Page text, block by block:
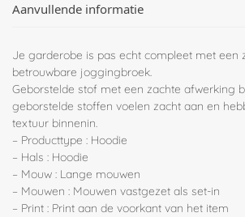
Aanvullende informatie
Je garderobe is pas echt compleet met een
betrouwbare joggingbroek.
Geborstelde stof met een zachte afwerking
geborstelde stoffen voelen zacht aan en
textuur binnenin.
– Producttype : Hoodie
– Hals : Hoodie
– Mouw : Lange mouwen
– Mouwen : Mouwen vastgezet als set-in
– Print : Print aan de voorkant van het item